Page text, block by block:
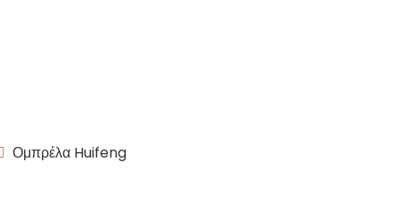
Ομπρέλα Huifeng